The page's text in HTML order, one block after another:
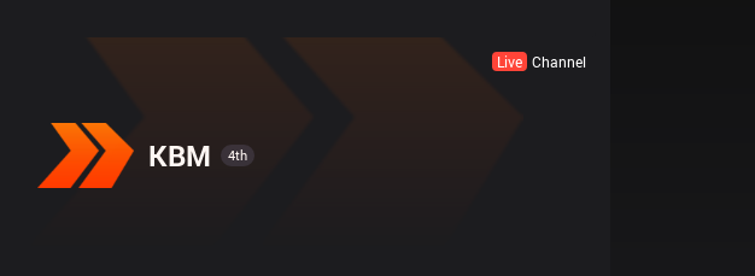
Live Channel
KBM 4th